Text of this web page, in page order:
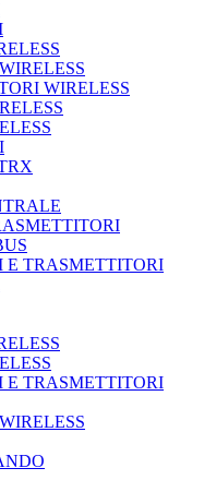
WIRELESS
E TRASMETTITORI
E TRASMETTITORI